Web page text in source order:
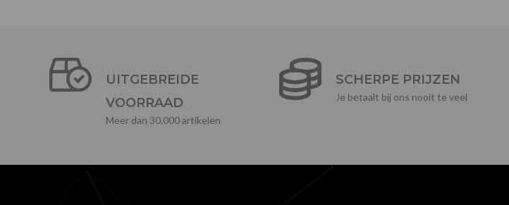
UITGEBREIDE
VOORRAAD
Meer dan 30.000 artikelen
SCHERPE PRIJZEN
Je betaalt bij ons nooit te veel